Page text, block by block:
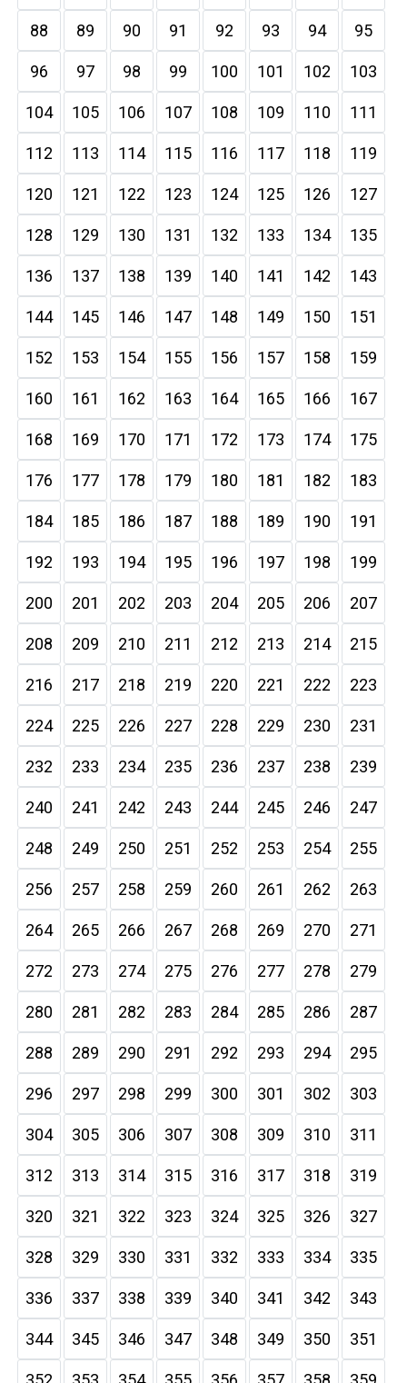
88 89 90 91 92 93 94 95
96 97 98 99 100 101 102 103
104 105 106 107 108 109 110 111
112 113 114 115 116 117 118 119
120 121 122 123 124 125 126 127
128 129 130 131 132 133 134 135
136 137 138 139 140 141 142 143
144 145 146 147 148 149 150 151
152 153 154 155 156 157 158 159
160 161 162 163 164 165 166 167
168 169 170 171 172 173 174 175
176 177 178 179 180 181 182 183
184 185 186 187 188 189 190 191
192 193 194 195 196 197 198 199
200 201 202 203 204 205 206 207
208 209 210 211 212 213 214 215
216 217 218 219 220 221 222 223
224 225 226 227 228 229 230 231
232 233 234 235 236 237 238 239
240 241 242 243 244 245 246 247
248 249 250 251 252 253 254 255
256 257 258 259 260 261 262 263
264 265 266 267 268 269 270 271
272 273 274 275 276 277 278 279
280 281 282 283 284 285 286 287
288 289 290 291 292 293 294 295
296 297 298 299 300 301 302 303
304 305 306 307 308 309 310 311
312 313 314 315 316 317 318 319
320 321 322 323 324 325 326 327
328 329 330 331 332 333 334 335
336 337 338 339 340 341 342 343
344 345 346 347 348 349 350 351